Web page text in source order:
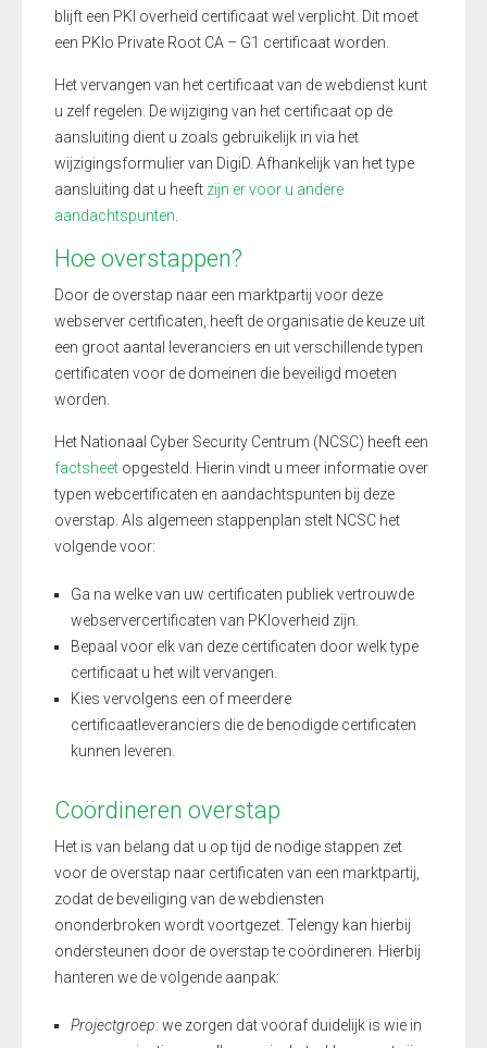
blijft een PKI overheid certificaat wel verplicht. Dit moet
een PKIo Private Root CA – G1 certificaat worden.
Het vervangen van het certificaat van de webdienst kunt
u zelf regelen. De wijziging van het certificaat op de
aansluiting dient u zoals gebruikelijk in via het
wijzigingsformulier van DigiD. Afhankelijk van het type
aansluiting dat u heeft zijn er voor u andere
aandachtspunten
Hoe overstappen?
Door de overstap naar een marktpartij voor deze
webserver certificaten, heeft de organisatie de keuze uit
een groot aantal leveranciers en uit verschillende typen
certificaten voor de domeinen die beveiligd moeten
worden.
Het Nationaal Cyber Security Centrum (NCSC) heeft een
factsheet opgesteld. Hierin vindt u meer informatie over
typen webcertificaten en aandachtspunten bij deze
overstap. Als algemeen stappenplan stelt NCSC het
volgende voor:
Ga na welke van uw certificaten publiek vertrouwde
webservercertificaten van PKIoverheid zijn.
Bepaal voor elk van deze certificaten door welk type
certificaat u het wilt vervangen.
Kies vervolgens een of meerdere
certificaatleveranciers die de benodigde certificaten
kunnen leveren.
Coördineren overstap
Het is van belang dat u op tijd de nodige stappen zet
voor de overstap naar certificaten van een marktpartij,
zodat de beveiliging van de webdiensten
ononderbroken wordt voortgezet. Telengy kan hierbij
ondersteunen door de overstap te coördineren. Hierbij
hanteren we de volgende aanpak:
Projectgroep: we zorgen dat vooraf duidelijk is wie in